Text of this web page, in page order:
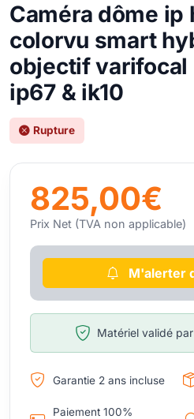
Caméra dôme
colorvu smart
objectif varifocal
ip67 & ik10
Rupture
825,00€
Prix Net (TVA non applicable)
M'alerter
Matériel validé
Garantie 2 ans incluse
Paiement 100%